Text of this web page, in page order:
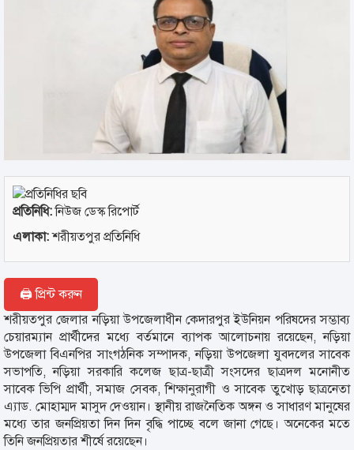
প্রতিনিধি:নিউজ ডেস্ক রিপোর্ট
এলাকা:শরীয়তপুর প্রতিনিধি
🖨 প্রিন্ট করুন
শরীয়তপুর জেলার নড়িয়া উপজেলাধীন কেদারপুর ইউনিয়ন পরিষদের সম্ভাব্য
চেয়ারম্যান প্রার্থীদের মধ্যে বর্তমানে ব্যাপক আলোচনায় রয়েছেন, নড়িয়া
উপজেলা বিএনপির সাংগঠনিক সম্পাদক, নড়িয়া উপজেলা যুবদলের সাবেক
সভাপতি, নড়িয়া সরকারি কলেজ ছাত্র-ছাত্রী সংসদের ছাত্রদল মনোনীত
সাবেক ভিপি প্রার্থী, সমাজ সেবক, শিক্ষানুরাগী ও সাবেক তুখোড় ছাত্রনেতা
এ্যাড. মোহাম্মদ মাসুদ দেওয়ান। স্থানীয় রাজনৈতিক অঙ্গন ও সাধারণ মানুষের
মধ্যে তার জনপ্রিয়তা দিন দিন বৃদ্ধি পাচ্ছে বলে জানা গেছে। অনেকের মতে
তিনি জনপ্রিয়তার শীর্ষে রয়েছেন।